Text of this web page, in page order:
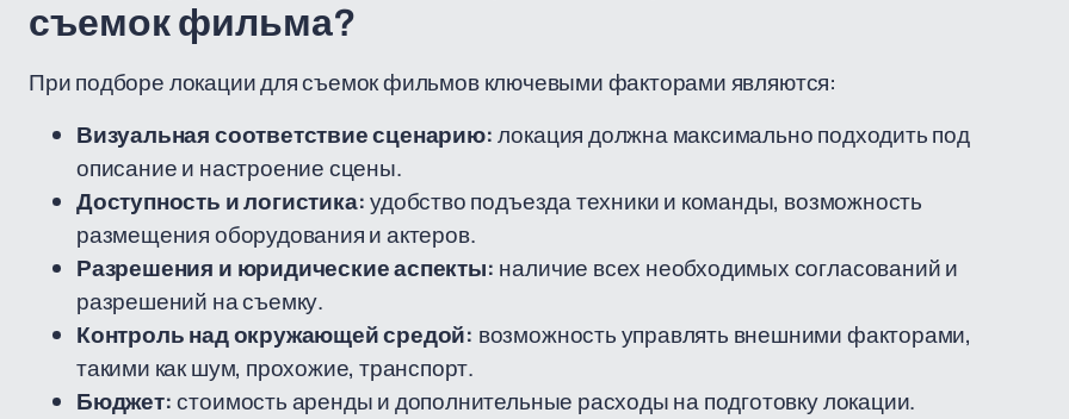
съемок фильма?
При подборе локации для съемок фильмов ключевыми факторами являются:
Визуальная соответствие сценарию:локация должна максимально подходить под
описание и настроение сцены.
Доступность и логистика:удобство подъезда техники и команды, возможность
размещения оборудования и актеров.
Разрешения и юридические аспекты: наличие всех необходимых согласований и
разрешений на съемку.
Контроль над окружающей средой: возможность управлять внешними факторами,
такими как шум, прохожие, транспорт.
Бюджет:стоимость аренды и дополнительные расходы на подготовку локации.